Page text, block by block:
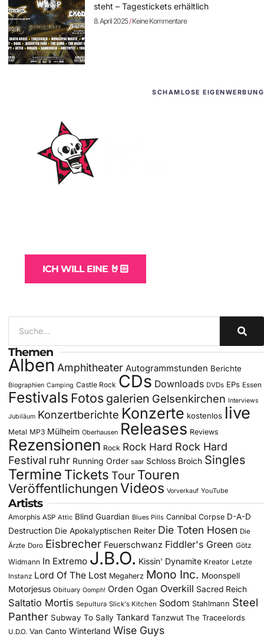
steht – Tagestickets erhältlich
8. April 2025 Keine Kommentare
SCHAMLOSE EIGENWERBUNG
ICH WILL EINE 🤘🏻
Themen
Alben Amphitheater Autogrammstunden Berichte
Biographien Camping Castle Rock CDs Downloads DVDs EPs Essen
Festivals Fotos galerien Gelsenkirchen Interviews
Jubiläum Konzertberichte Konzerte kostenlos live
Metal MP3 Mülheim Oberhausen Releases Reviews
Rezensionen Rock Rock Hard Rock Hard
Festival ruhr Running Order saar Schloss Broich Singles
Termine Tickets Tour Touren
Veröffentlichungen Videos Vorverkauf YouTube
Artists
Amorphis ASP Attic Blind Guardian Blues Pills Cannibal Corpse D-A-D
Destruction Die Apokalyptischen Reiter Die Toten Hosen Die
Ärzte Doro Eisbrecher Feuerschwanz Fiddler's Green Götz
Widmann In Extremo J.B.O. Kissin' Dynamite Kreator Letzte
Instanz Lord Of The Lost Megaherz Mono Inc. Moonspell
Motorjesus Obituary Oomph! Orden Ogan Overkill Sacred Reich
Saltatio Mortis Sepultura Slick's Kitchen Sodom Stahlmann Steel
Panther Subway To Sally Tankard Tanzwut The Traceelords
U.D.O. Van Canto Winterland Wise Guys